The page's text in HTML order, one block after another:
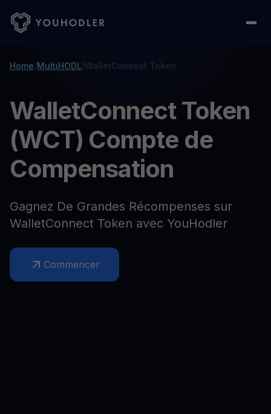
Home/MultiHODL/WalletConnect Token
WalletConnect Token
(WCT) Compte de
Compensation
Gagnez De Grandes Récompenses sur
WalletConnect Token avec YouHodler
Commencer